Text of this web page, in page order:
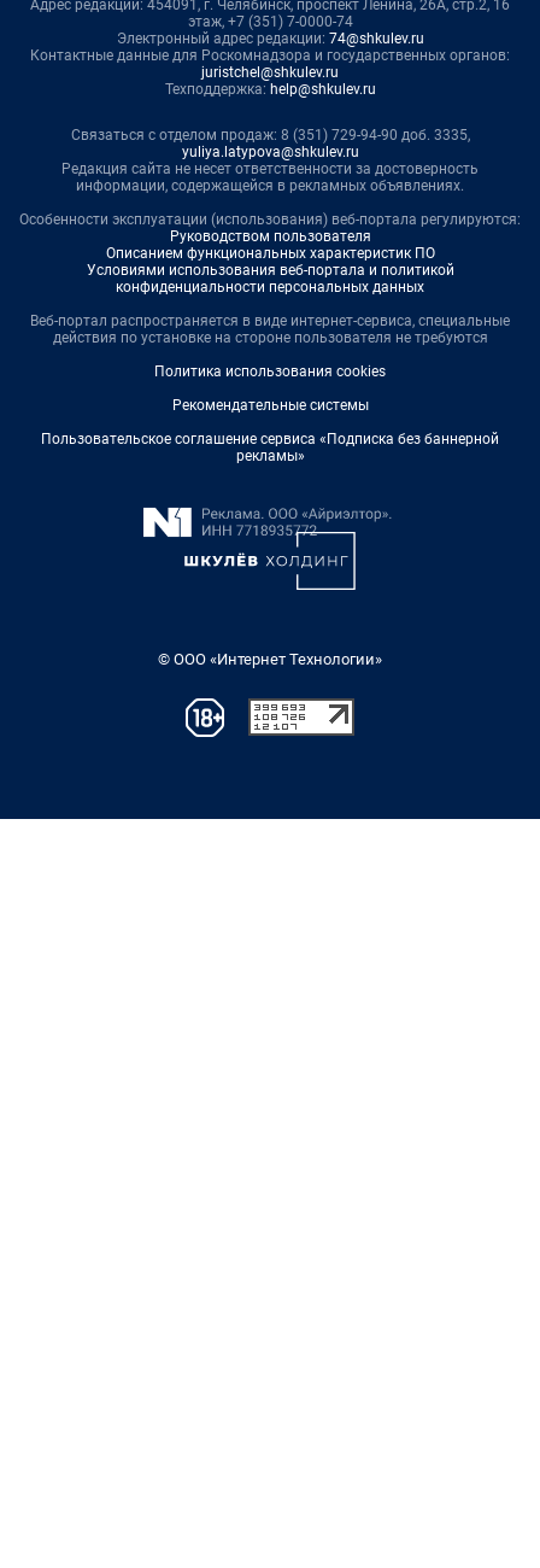
Адрес редакции: 454091, г. Челябинск, проспект Ленина, 26А, стр.2, 16
этаж, +7 (351) 7-0000-74
Электронный адрес редакции: 74@shkulev.ru
Контактные данные для Роскомнадзора и государственных органов:
juristchel@shkulev.ru
Техподдержка: help@shkulev.ru
Связаться с отделом продаж: 8 (351) 729-94-90 доб. 3335,
yuliya.latypova@shkulev.ru
Редакция сайта не несет ответственности за достоверность
информации, содержащейся в рекламных объявлениях.
Особенности эксплуатации (использования) веб-портала регулируются:
Руководством пользователя
Описанием функциональных характеристик ПО
Условиями использования веб-портала и политикой
конфиденциальности персональных данных
Веб-портал распространяется в виде интернет-сервиса, специальные
действия по установке на стороне пользователя не требуются
Политика использования cookies
Рекомендательные системы
Пользовательское соглашение сервиса «Подписка без баннерной
рекламы»
© ООО «Интернет Технологии»